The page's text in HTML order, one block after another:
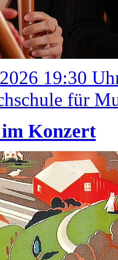
19:30
für
Konzert